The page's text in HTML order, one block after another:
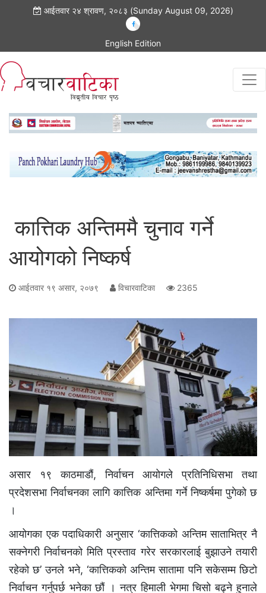
आईतवार २४ श्रावण, २०८३ (Sunday August 09, 2026)
English Edition
कात्तिक अन्तिममै चुनाव गर्ने
आयोगको निष्कर्ष
आईतवार १९ असार, २०७९ विचारवाटिका 2365
असार १९ काठमाडौं, निर्वाचन आयोगले प्रतिनिधिसभा तथा
प्रदेशसभा निर्वाचनका लागि कात्तिक अन्तिमा गर्ने निष्कर्षमा पुगेको छ
।
आयोगका एक पदाधिकारी अनुसार ‘कात्तिकको अन्तिम साताभित्र नै
सक्नेगरी निर्वाचनको मिति प्रस्ताव गरेर सरकारलाई बुझाउने तयारी
रहेको छ’ उनले भने, ‘कात्तिकको अन्तिम सातामा पनि सकेसम्म छिटो
निर्वाचन गर्नुपर्छ भनेका छौं । नत्र हिमाली भेगमा चिसो बढ्ने हुनाले